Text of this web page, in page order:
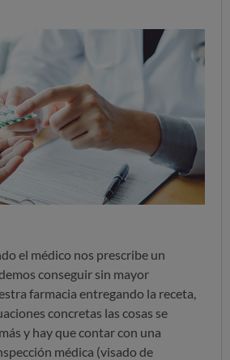
el médico nos prescribe un
conseguir sin mayor
farmacia entregando la receta,
concretas las cosas se
y hay que contar con una
médica (visado de